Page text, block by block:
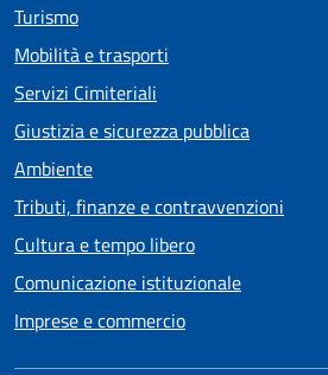
Turismo
Mobilità e trasporti
Servizi Cimiteriali
Giustizia e sicurezza pubblica
Ambiente
Tributi, finanze e contravvenzioni
Cultura e tempo libero
Comunicazione istituzionale
Imprese e commercio